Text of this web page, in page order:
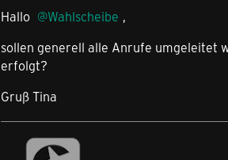
Hallo Wahlscheibe ,
sollen generell alle Anrufe umgeleitet
erfolgt?
Gruß Tina